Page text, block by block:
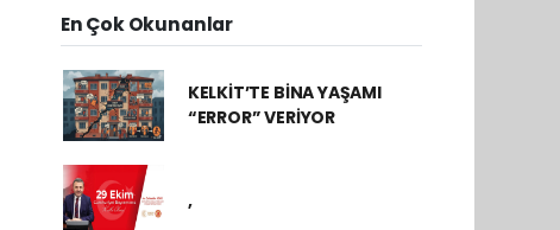
En Çok Okunanlar
KELKİT’TE BİNA YAŞAMI
“ERROR” VERİYOR
,